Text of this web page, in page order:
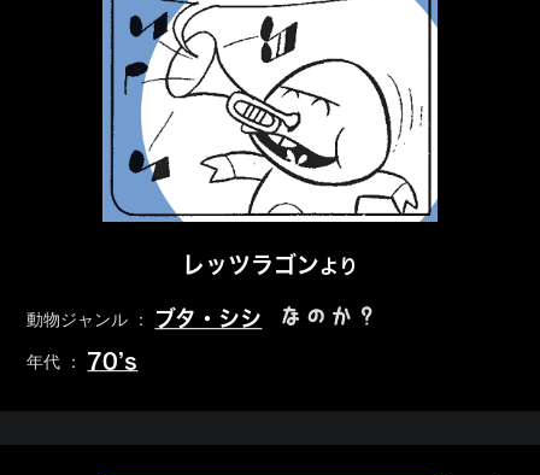
レッツラゴンより
動物ジャンル ： ブタ・シシ なのか？
年代 ： 70’s